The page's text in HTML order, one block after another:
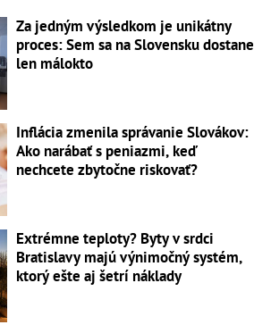
Za jedným výsledkom je unikátny
proces: Sem sa na Slovensku dostane
len málokto
Inflácia zmenila správanie Slovákov:
Ako narábať s peniazmi, keď
nechcete zbytočne riskovať?
Extrémne teploty? Byty v srdci
Bratislavy majú výnimočný systém,
ktorý ešte aj šetrí náklady